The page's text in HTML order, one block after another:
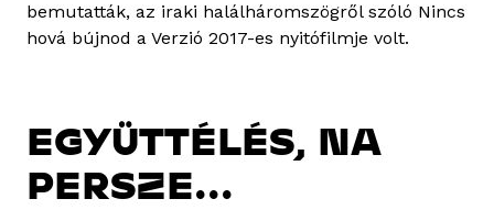
bemutatták, az iraki halálháromszögről szóló Nincs
hová bújnod a Verzió 2017-es nyitófilmje volt.
EGYÜTTÉLÉS, NA
PERSZE...